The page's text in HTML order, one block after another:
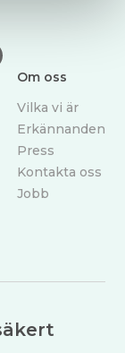
Om oss
Vilka vi är
Erkännanden
Press
Kontakta oss
Jobb